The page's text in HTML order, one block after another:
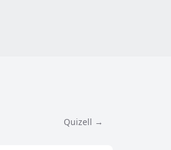
Quizell →